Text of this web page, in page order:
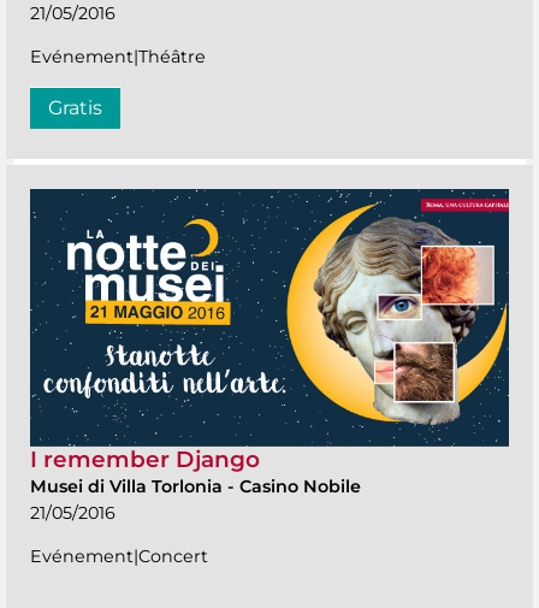
21/05/2016
Evénement|Théâtre
Gratis
I remember Django
Musei di Villa Torlonia - Casino Nobile
21/05/2016
Evénement|Concert